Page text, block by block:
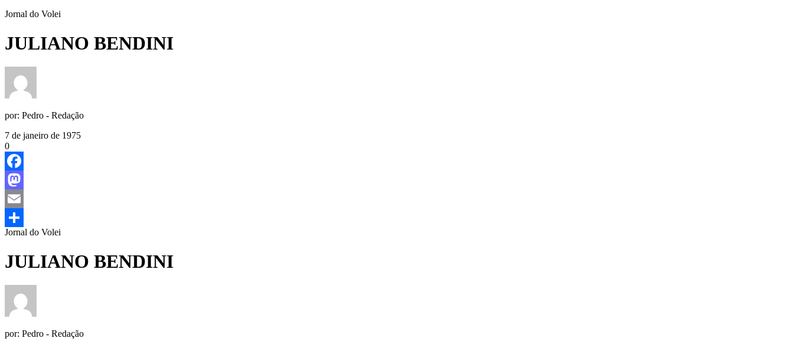
Jornal do Volei
JULIANO BENDINI
por: Pedro - Redação
7 de janeiro de 1975
0
Facebook
Mastodon
Email
Share
Jornal do Volei
JULIANO BENDINI
por: Pedro - Redação